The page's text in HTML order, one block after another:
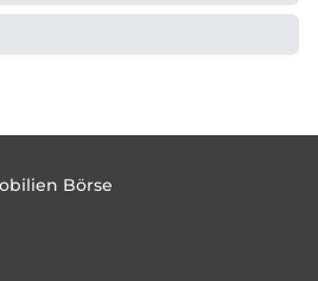
Börse